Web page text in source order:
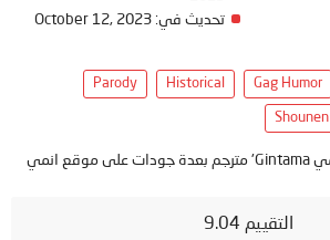
التقييم 9.04
تحديث في: October 12, 2023
Gag Humor
Historical
Parody
Shounen
تحميل وشاهدة حلقات انمي Gintama' مترجم بعدة جودات على موقع انمي